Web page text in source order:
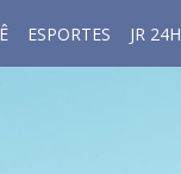
ESPORTES JR 24H